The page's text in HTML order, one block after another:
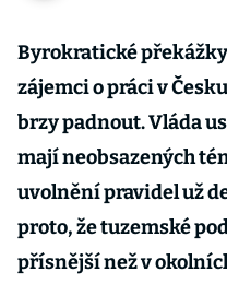
Byrokratické
zájemci o práci v
brzy padnout. Vláda
mají neobsazených
uvolnění pravidel už
proto, že tuzemské
přísnější než v